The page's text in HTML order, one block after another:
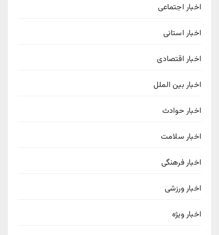
اخبار اجتماعی
اخبار استانی
اخبار اقتصادی
اخبار بین الملل
اخبار حوادث
اخبار سلامت
اخبار فرهنگی
اخبار ورزشی
اخبار ویژه